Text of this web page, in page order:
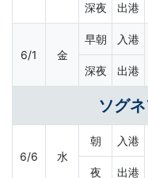
深夜
出港
6/1 金
早朝
入港
深夜
出港
ソグ
6/6 水
朝
入港
夜
出港